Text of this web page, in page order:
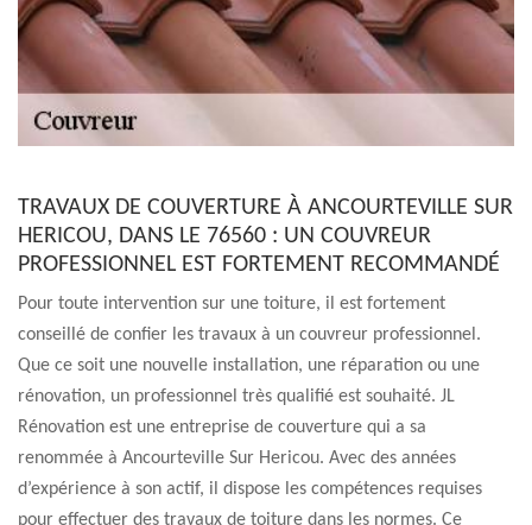
TRAVAUX DE COUVERTURE À ANCOURTEVILLE SUR
HERICOU, DANS LE 76560 : UN COUVREUR
PROFESSIONNEL EST FORTEMENT RECOMMANDÉ
Pour toute intervention sur une toiture, il est fortement
conseillé de confier les travaux à un couvreur professionnel.
Que ce soit une nouvelle installation, une réparation ou une
rénovation, un professionnel très qualifié est souhaité. JL
Rénovation est une entreprise de couverture qui a sa
renommée à Ancourteville Sur Hericou. Avec des années
d’expérience à son actif, il dispose les compétences requises
pour effectuer des travaux de toiture dans les normes. Ce